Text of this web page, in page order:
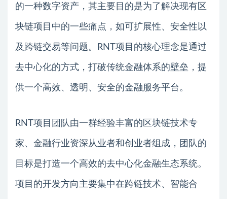
的一种数字资产，其主要目的是为了解决现有区
块链项目中的一些痛点，如可扩展性、安全性以
及跨链交易等问题。RNT项目的核心理念是通过
去中心化的方式，打破传统金融体系的壁垒，提
供一个高效、透明、安全的金融服务平台。
RNT项目团队由一群经验丰富的区块链技术专
家、金融行业资深从业者和创业者组成，团队的
目标是打造一个高效的去中心化金融生态系统。
项目的开发方向主要集中在跨链技术、智能合